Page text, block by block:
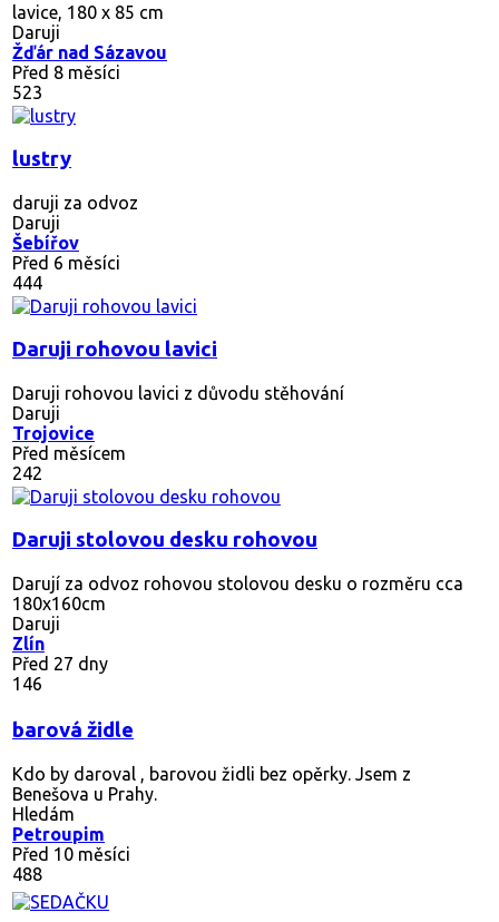
lavice, 180 x 85 cm
Daruji
Žďár nad Sázavou
Před 8 měsíci
523
lustry
daruji za odvoz
Daruji
Šebířov
Před 6 měsíci
444
Daruji rohovou lavici
Daruji rohovou lavici z důvodu stěhování
Daruji
Trojovice
Před měsícem
242
Daruji stolovou desku rohovou
Darují za odvoz rohovou stolovou desku o rozměru cca
180x160cm
Daruji
Zlín
Před 27 dny
146
barová židle
Kdo by daroval , barovou židli bez opěrky. Jsem z
Benešova u Prahy.
Hledám
Petroupim
Před 10 měsíci
488